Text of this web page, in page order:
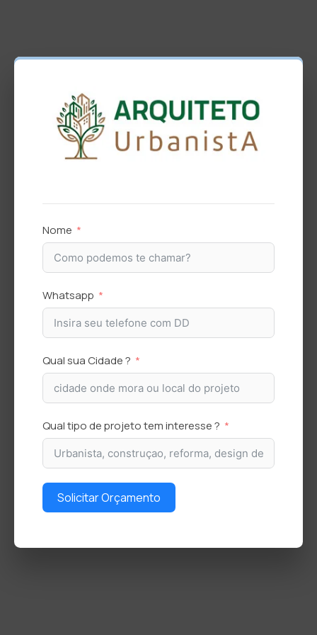
Nome
Whatsapp
Qual sua Cidade ?
Qual tipo de projeto tem interesse ?
Solicitar Orçamento